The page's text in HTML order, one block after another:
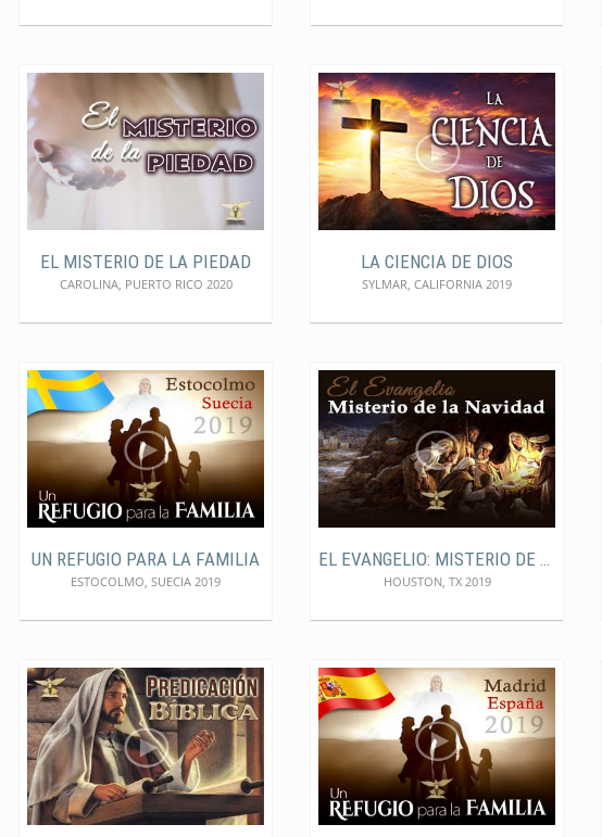
EL MISTERIO DE LA PIEDAD
CAROLINA, PUERTO RICO 2020
LA CIENCIA DE DIOS
SYLMAR, CALIFORNIA 2019
UN REFUGIO PARA LA FAMILIA
ESTOCOLMO, SUECIA 2019
EL EVANGELIO: MISTERIO DE LA NAVIDAD
HOUSTON, TX 2019